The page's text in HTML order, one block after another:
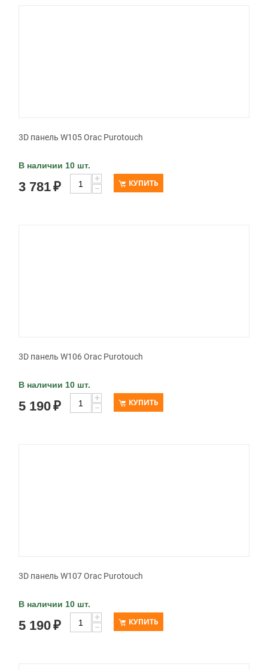
3D панель W105 Orac Purotouch
В наличии 10 шт.
3 781₽
+
−
КУПИТЬ
3D панель W106 Orac Purotouch
В наличии 10 шт.
5 190₽
+
−
КУПИТЬ
3D панель W107 Orac Purotouch
В наличии 10 шт.
5 190₽
+
−
КУПИТЬ